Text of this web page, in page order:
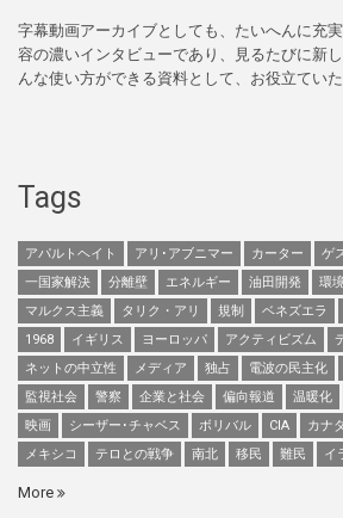
字幕動画アーカイブとしても、たいへんに充
容の濃いインタビューであり、見るたびに新
んな使い方ができる資料として、お役立ていた
Tags
アパルトヘイト アリ･アブニマー カーター ゲ
一国家解決
分離壁 エネルギー 油田開発 環
マルクス主義
タリク・アリ 規制 ベネズエラ
1968
イギリス ヨーロッパ アクティビズム
ネットの中立性
メディア 独占 電波の民主化
監視社会
警察 企業と社会 偏向報道 温暖化
映画
シーザー･チャベス ボリバル CIA カナ
メキシコ
テロとの戦争 南北 移民 難民 イ
More